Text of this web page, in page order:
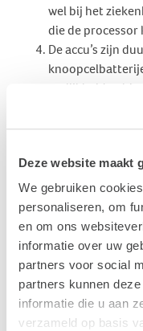
Deze website maakt
We gebruiken
personaliseren, om
en om ons
informatie over uw
partners voor social
partners kunnen
informatie die u aan
verzameld op basis
wel bij het
die de processor
De accu’s zijn
eerlijkheid
relatief weinig
vergelijking met
Veel
producenten
website
gelden. Ook
onderhoudstips.
ervaring mee en
aan OPCI stellen:
Bij de
communicatie